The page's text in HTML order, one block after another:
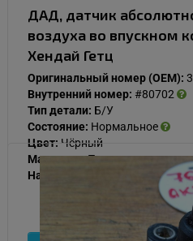
ДАД, датчик
воздуха во впускном
Хендай Гетц
Оригинальный номер (OEM):
Внутренний номер: #80702
Тип детали: Б/У
Состояние: Нормальное
Цвет: Чёрный
Материал:Пластик
Наличие: